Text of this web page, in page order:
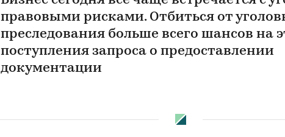
правовыми рисками. Отбиться от
преследования больше всего шансов на
поступления запроса о предоставлении
документации